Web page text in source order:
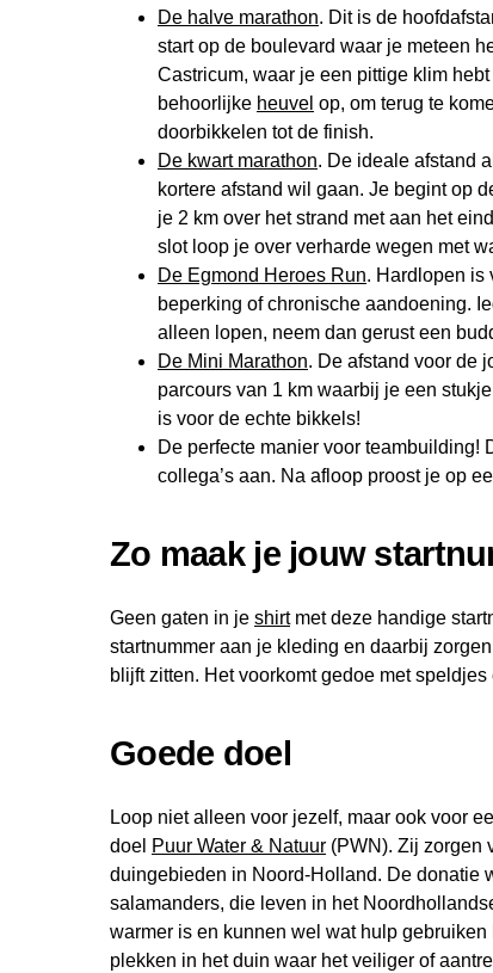
De halve marathon. Dit is de
start op de boulevard waar je meteen
Castricum, waar je een pittige klim
behoorlijke heuvel op, om terug te
doorbikkelen tot de finish.
De kwart marathon. De ideale afstand
kortere afstand wil gaan. Je begint op
je 2 km over het strand met aan het
slot loop je over verharde wegen met
De Egmond Heroes Run. Hardlopen is
beperking of chronische aandoening.
alleen lopen, neem dan gerust een
De Mini Marathon. De afstand voor de
parcours van 1 km waarbij je een
is voor de echte bikkels!
De perfecte manier voor teambuilding!
collega’s aan. Na afloop proost je op
Zo maak je jouw
Geen gaten in je shirtmet deze handige
startnummer aan je kleding en daarbij
blijft zitten. Het voorkomt gedoe met
Goede doel
Loop niet alleen voor jezelf, maar ook voor
doel Puur Water & Natuur (PWN). Zij zorgen
duingebieden in Noord-Holland. De donatie
salamanders, die leven in het
warmer is en kunnen wel wat hulp
plekken in het duin waar het veiliger of